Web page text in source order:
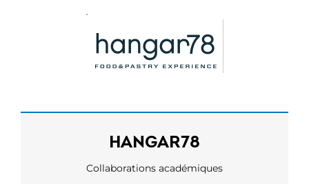
HANGAR78
Collaborations académiques